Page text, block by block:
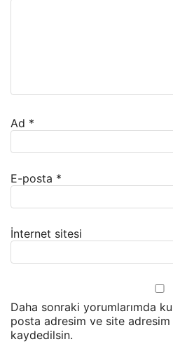
Ad *
E-posta *
İnternet sitesi
Daha sonraki yorumlarımda
posta adresim ve site adresim
kaydedilsin.